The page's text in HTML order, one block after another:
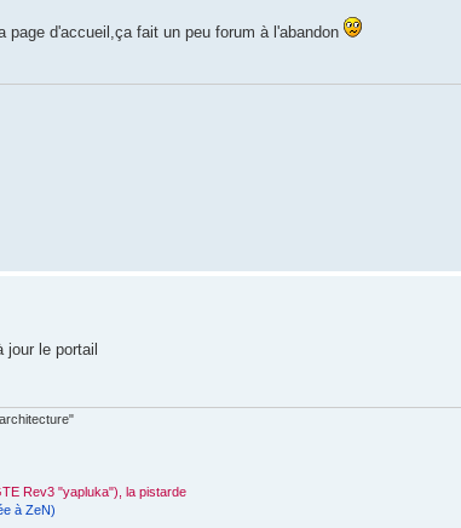
page d'accueil,ça fait un peu forum à l'abandon
jour le portail
Rev3 "yapluka"), la pistarde
à ZeN)